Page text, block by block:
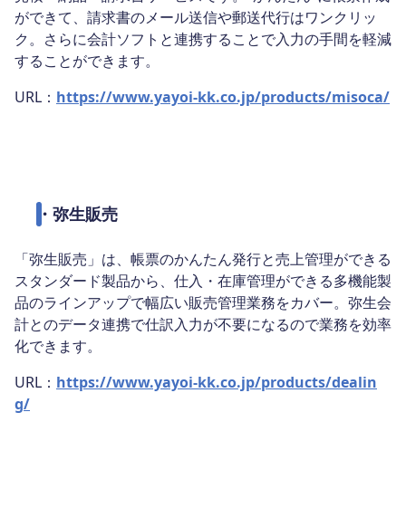
ができて、請求書のメール送信や郵送代行はワンクリッ
ク。さらに会計ソフトと連携することで入力の手間を軽減
することができます。
URL： https://www.yayoi-kk.co.jp/products/misoca/
・ 弥生販売
「弥生販売」は、帳票のかんたん発行と売上管理ができる
スタンダード製品から、仕入・在庫管理ができる多機能製
品のラインアップで幅広い販売管理業務をカバー。弥生会
計とのデータ連携で仕訳入力が不要になるので業務を効率
化できます。
URL： https://www.yayoi-kk.co.jp/products/dealin
g/